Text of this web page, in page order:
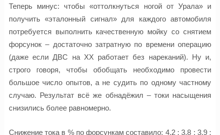
Теперь минус: чтобы «оттолкнуться ногой от Урала» и
получить «эталонный сигнал» для каждого автомобиля
потребуется выполнить качественную мойку со снятием
форсунок – достаточно затратную по времени операцию
(даже если ДВС на ХХ работает без нареканий). Ну и,
строго говоря, чтобы обобщать необходимо провести
большое число опытов, а не судить по одному частному
случаю. Результат всё же обнадёжил – токи насыщения
снизились более равномерно.
Снижение тока в % по форсункам составило: 4,2 ; 3,8 ; 3,9 ;